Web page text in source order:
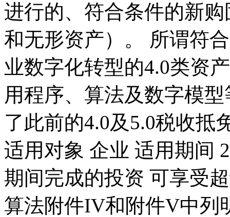
进行的、符合条件的新
和无形资产）。 所谓符
业数字化转型的4.0类资
用程序、算法及数字模
了此前的4.0及5.0税收抵
适用对象 企业 适用期间
期间完成的投资 可享受
算法附件IV和附件V中列